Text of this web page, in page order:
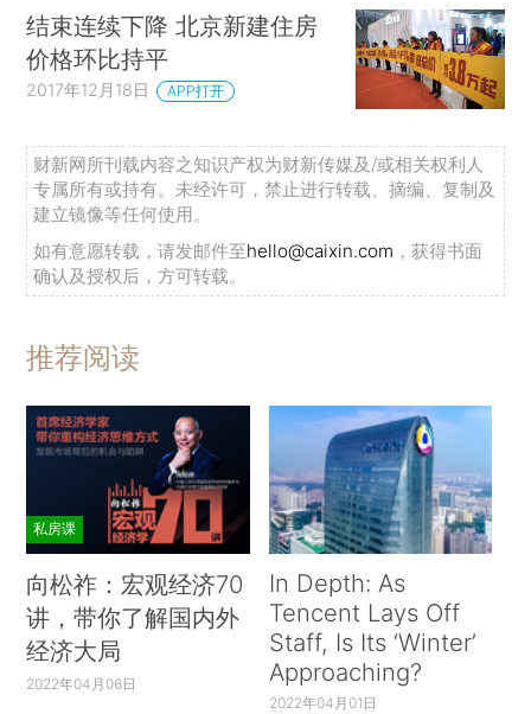
结束连续下降 北京新建住房
价格环比持平
2017年12月18日 APP打开
财新网所刊载内容之知识产权为财新传媒及/或相关权利人
专属所有或持有。未经许可，禁止进行转载、摘编、复制及
建立镜像等任何使用。
如有意愿转载，请发邮件至hello@caixin.com ，获得书面
确认及授权后，方可转载。
推荐阅读
私房课
向松祚：宏观经济70
讲，带你了解国内外
经济大局
2022年04月06日
In Depth: As
Tencent Lays Off
Staff, Is Its ‘Winter’
Approaching?
2022年04月01日